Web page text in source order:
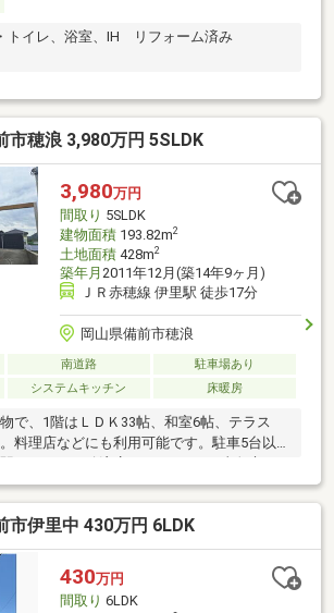
トイレ、浴室、IH リフォーム済み
市穂浪 3,980万円 5SLDK
3,980万円
間取り 5SLDK
建物面積193.82m2
土地面積428m2
築年月 2011年12月(築14年9ヶ月)
ＪＲ赤穂線 伊里駅 徒歩17分
岡山県備前市穂浪
南道路
駐車場あり
システムキッチン 床暖房
で、1階はＬＤＫ33帖、和室6帖、テラス
料理店などにも利用可能です。駐車5台以上
ｍ。
市伊里中 430万円 6LDK
430万円
間取り 6LDK